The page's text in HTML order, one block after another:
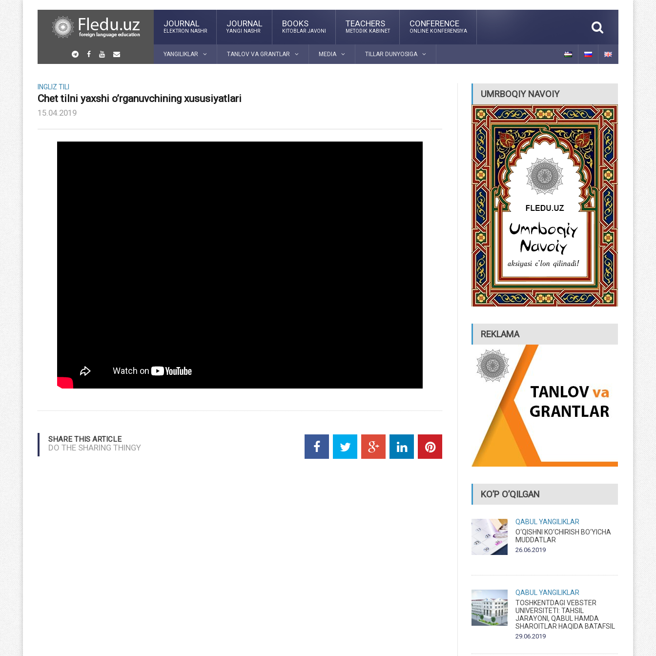
JOURNAL
ELEKTRON NASHR
JOURNAL
YANGI NASHR
BOOKS
KITOBLAR JAVONI
TEACHERS
METODIK KABINET
CONFERENCE
ONLINE KONFERENSIYA
YANGILIKLAR TANLOV VA GRANTLAR MEDIA TILLAR DUNYOSIGA
INGLIZ TILI
Chet tilni yaxshi o’rganuvchining xususiyatlari
15.04.2019
SHARE THIS ARTICLE
DO THE SHARING THINGY
UMRBOQIY NAVOIY
REKLAMA
KO’P O’QILGAN
QABUL
YANGILIKLAR
O‘QISHNI KO‘CHIRISH BO‘YICHA
MUDDATLAR
26.06.2019
QABUL
YANGILIKLAR
TOSHKENTDAGI VEBSTER
UNIVERSITETI: TAHSIL
JARAYONI, QABUL HAMDA
SHAROITLAR HAQIDA BATAFSIL
29.06.2019